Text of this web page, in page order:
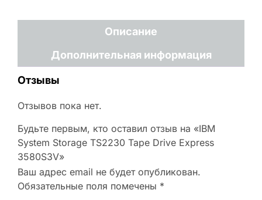
Описание
Дополнительная информация
Отзывы
Отзывов пока нет.
Будьте первым, кто оставил отзыв на «IBM
System Storage TS2230 Tape Drive Express
3580S3V»
Ваш адрес email не будет опубликован.
Обязательные поля помечены *